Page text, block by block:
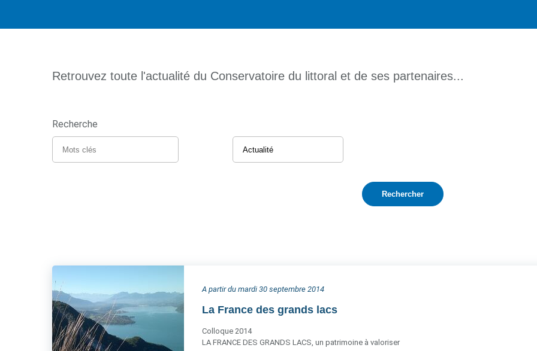
Retrouvez toute l'actualité du Conservatoire du littoral et de ses partenaires...
Recherche
A partir du mardi 30 septembre 2014
La France des grands lacs
Colloque 2014
LA FRANCE DES GRANDS LACS, un patrimoine à valoriser